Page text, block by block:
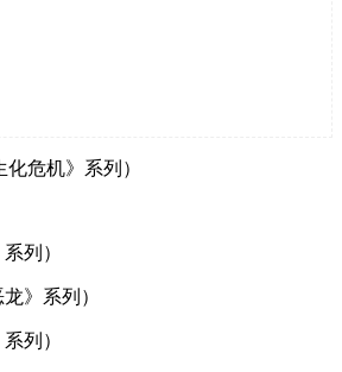
化危机》系列）
列）
》系列）
列）